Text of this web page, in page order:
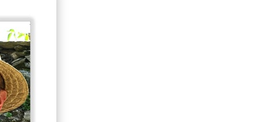
veröffentlicht und von allen